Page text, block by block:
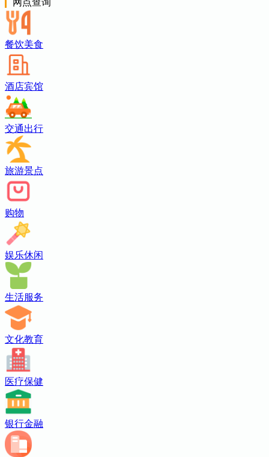
餐饮美食
酒店宾馆
交通出行
旅游景点
购物
娱乐休闲
生活服务
文化教育
医疗保健
银行金融